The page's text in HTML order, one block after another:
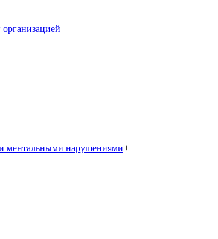
организацией
ментальными нарушениями+